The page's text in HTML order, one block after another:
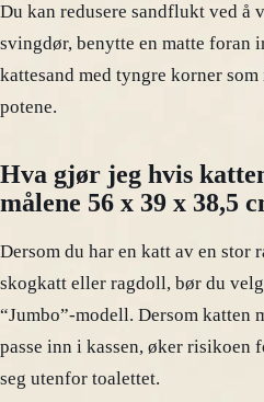
Du kan redusere sandflukt ved å
svingdør, benytte en matte foran
kattesand med tyngre korner
potene.
Hva gjør jeg hvis
målene 56 x 39 x 38,5
Dersom du har en katt av en stor
skogkatt eller ragdoll, bør du
“Jumbo”-modell. Dersom katten
passe inn i kassen, øker risikoen
seg utenfor toalettet.